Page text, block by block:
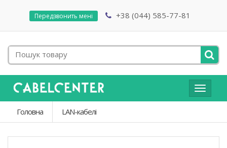
Передзвонить мені +38 (044) 585-77-81
Toggle
Головна
LAN-кабелі